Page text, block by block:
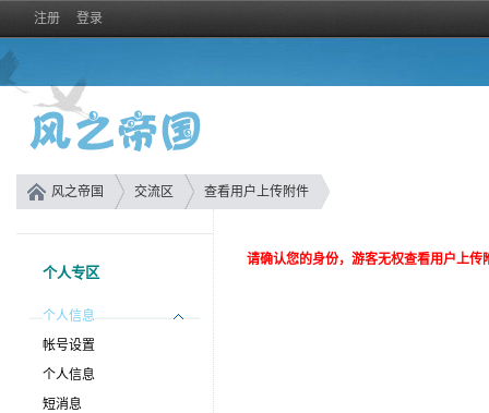
注册 登录
风之帝国 交流区 查看用户上传附件
个人专区
个人信息
帐号设置
个人信息
短消息
请确认您的身份，游客无权查看用户上传